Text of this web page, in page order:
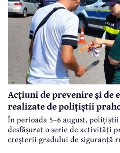
Acțiuni de prevenire și de
realizate de polițiștii
În perioada 5–6 august,
desfășurat o serie de activități
creșterii gradului de siguranță